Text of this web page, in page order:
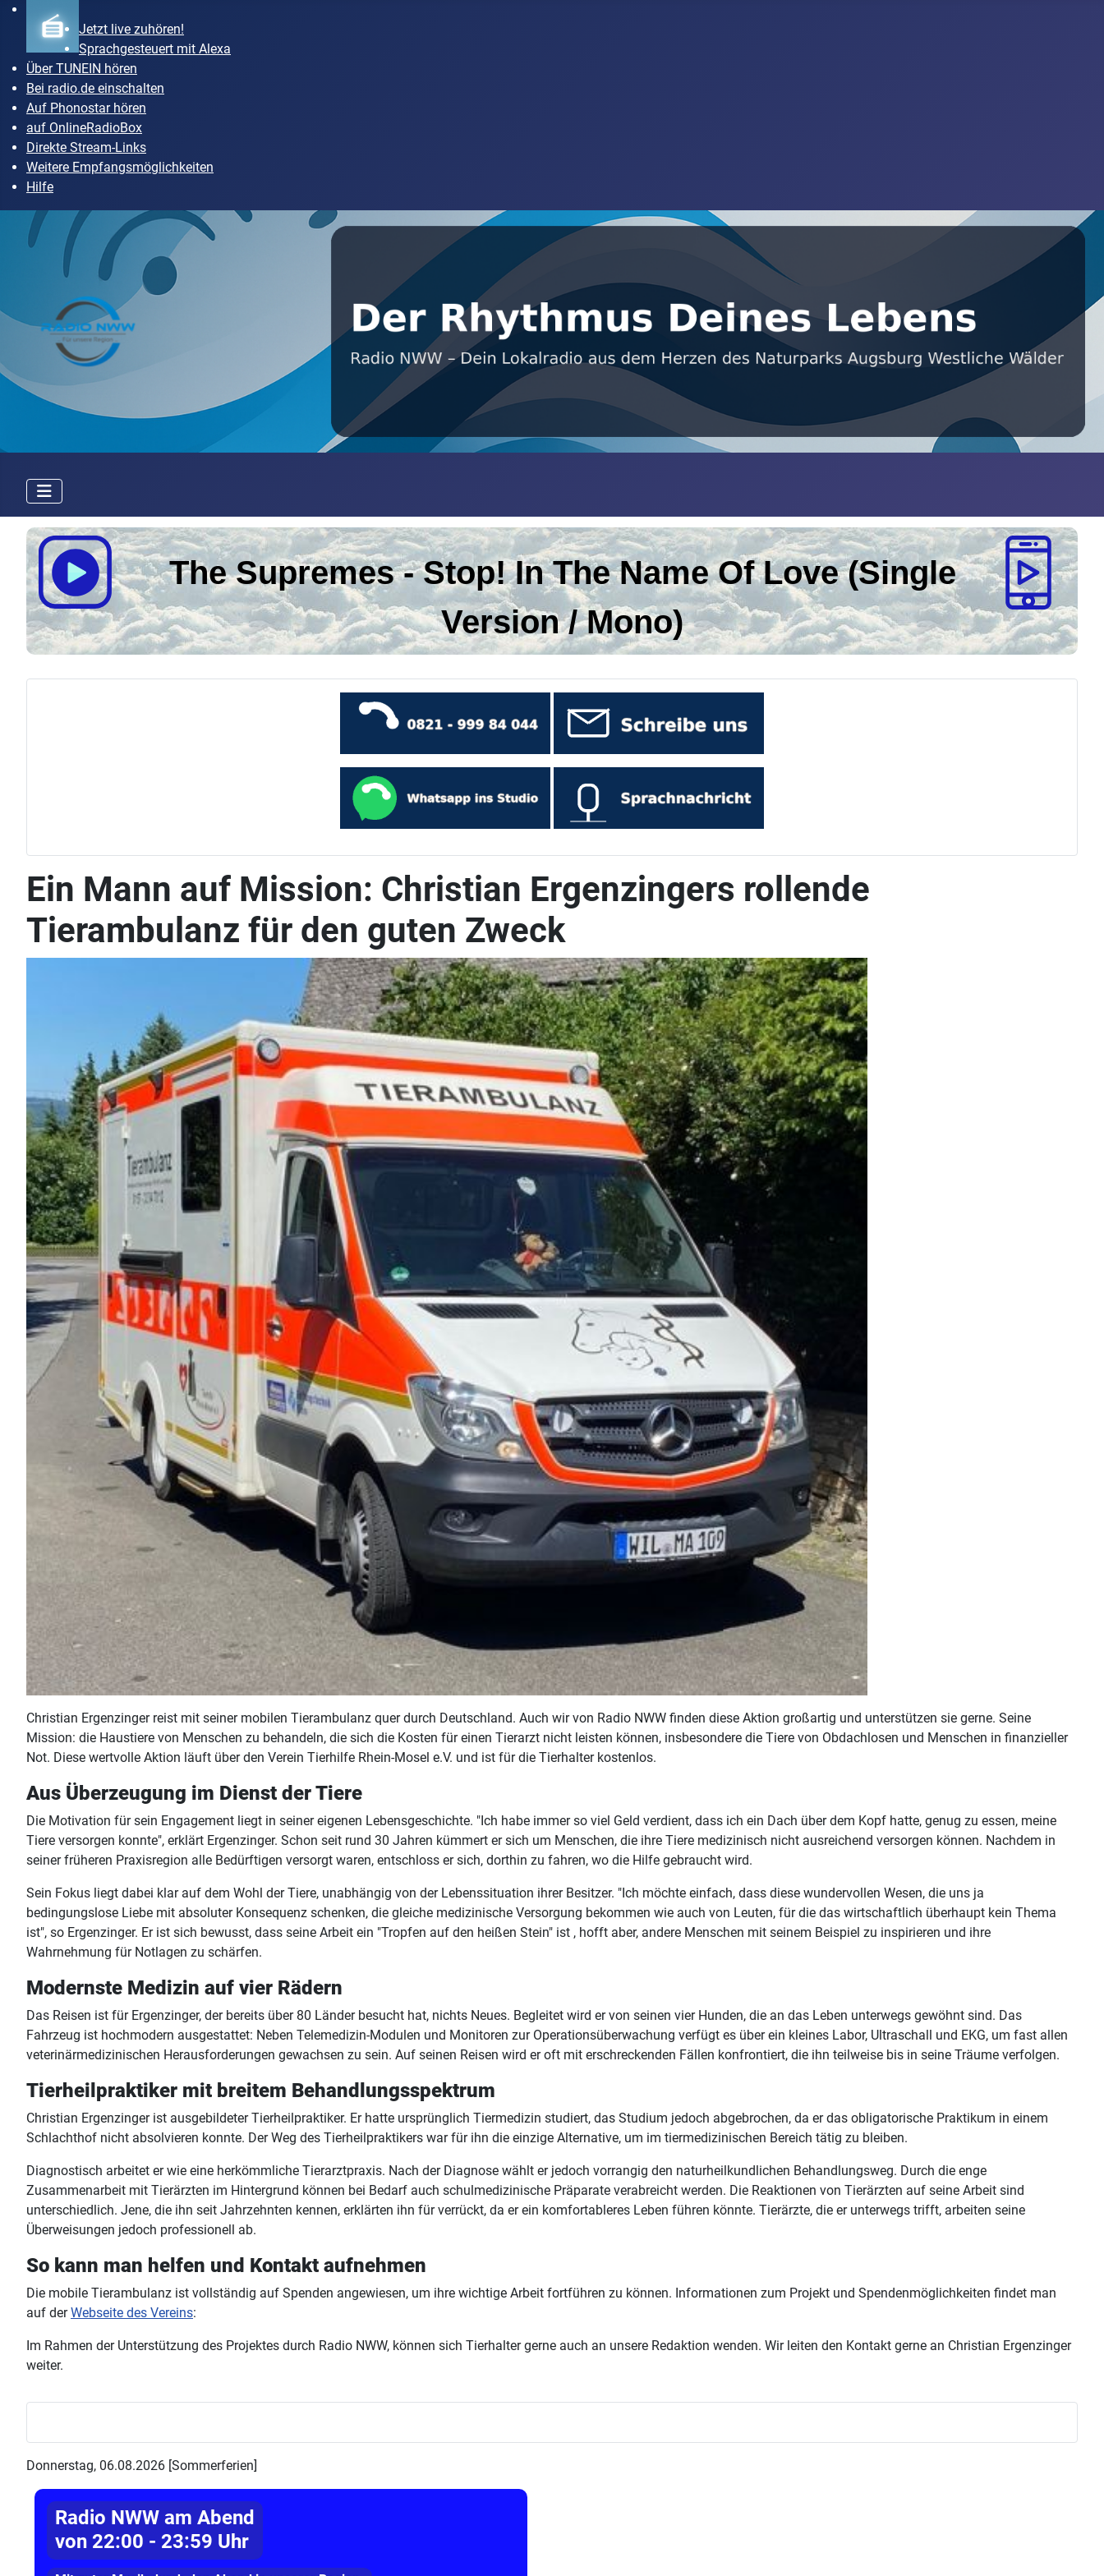
Jetzt live zuhören!
Sprachgesteuert mit Alexa
Über TUNEIN hören
Bei radio.de einschalten
Auf Phonostar hören
auf OnlineRadioBox
Direkte Stream-Links
Weitere Empfangsmöglichkeiten
Hilfe
The Supremes-Stop! In The Name Of Love (Single
Version / Mono)
Ein Mann auf Mission: Christian Ergenzingers rollende
Tierambulanz für den guten Zweck
Christian Ergenzinger reist mit seiner mobilen Tierambulanz quer durch Deutschland. Auch wir von Radio NWW finden diese Aktion großartig und unterstützen sie gerne. Seine
Mission: die Haustiere von Menschen zu behandeln, die sich die Kosten für einen Tierarzt nicht leisten können, insbesondere die Tiere von Obdachlosen und Menschen in finanzieller
Not. Diese wertvolle Aktion läuft über den Verein Tierhilfe Rhein-Mosel e.V. und ist für die Tierhalter kostenlos.
Aus Überzeugung im Dienst der Tiere
Die Motivation für sein Engagement liegt in seiner eigenen Lebensgeschichte. "Ich habe immer so viel Geld verdient, dass ich ein Dach über dem Kopf hatte, genug zu essen, meine
Tiere versorgen konnte", erklärt Ergenzinger. Schon seit rund 30 Jahren kümmert er sich um Menschen, die ihre Tiere medizinisch nicht ausreichend versorgen können. Nachdem in
seiner früheren Praxisregion alle Bedürftigen versorgt waren, entschloss er sich, dorthin zu fahren, wo die Hilfe gebraucht wird.
Sein Fokus liegt dabei klar auf dem Wohl der Tiere, unabhängig von der Lebenssituation ihrer Besitzer. "Ich möchte einfach, dass diese wundervollen Wesen, die uns ja
bedingungslose Liebe mit absoluter Konsequenz schenken, die gleiche medizinische Versorgung bekommen wie auch von Leuten, für die das wirtschaftlich überhaupt kein Thema
ist", so Ergenzinger. Er ist sich bewusst, dass seine Arbeit ein "Tropfen auf den heißen Stein" ist , hofft aber, andere Menschen mit seinem Beispiel zu inspirieren und ihre
Wahrnehmung für Notlagen zu schärfen.
Modernste Medizin auf vier Rädern
Das Reisen ist für Ergenzinger, der bereits über 80 Länder besucht hat, nichts Neues. Begleitet wird er von seinen vier Hunden, die an das Leben unterwegs gewöhnt sind. Das
Fahrzeug ist hochmodern ausgestattet: Neben Telemedizin-Modulen und Monitoren zur Operationsüberwachung verfügt es über ein kleines Labor, Ultraschall und EKG, um fast allen
veterinärmedizinischen Herausforderungen gewachsen zu sein. Auf seinen Reisen wird er oft mit erschreckenden Fällen konfrontiert, die ihn teilweise bis in seine Träume verfolgen.
Tierheilpraktiker mit breitem Behandlungsspektrum
Christian Ergenzinger ist ausgebildeter Tierheilpraktiker. Er hatte ursprünglich Tiermedizin studiert, das Studium jedoch abgebrochen, da er das obligatorische Praktikum in einem
Schlachthof nicht absolvieren konnte. Der Weg des Tierheilpraktikers war für ihn die einzige Alternative, um im tiermedizinischen Bereich tätig zu bleiben.
Diagnostisch arbeitet er wie eine herkömmliche Tierarztpraxis. Nach der Diagnose wählt er jedoch vorrangig den naturheilkundlichen Behandlungsweg. Durch die enge
Zusammenarbeit mit Tierärzten im Hintergrund können bei Bedarf auch schulmedizinische Präparate verabreicht werden. Die Reaktionen von Tierärzten auf seine Arbeit sind
unterschiedlich. Jene, die ihn seit Jahrzehnten kennen, erklärten ihn für verrückt, da er ein komfortableres Leben führen könnte. Tierärzte, die er unterwegs trifft, arbeiten seine
Überweisungen jedoch professionell ab.
So kann man helfen und Kontakt aufnehmen
Die mobile Tierambulanz ist vollständig auf Spenden angewiesen, um ihre wichtige Arbeit fortführen zu können. Informationen zum Projekt und Spendenmöglichkeiten findet man
auf derWebseite des Vereins:
Im Rahmen der Unterstützung des Projektes durch Radio NWW, können sich Tierhalter gerne auch an unsere Redaktion wenden. Wir leiten den Kontakt gerne an Christian Ergenzinger
weiter.
Donnerstag, 06.08.2026 [Sommerferien]
Radio NWW am Abend
von 22:00 - 23:59 Uhr